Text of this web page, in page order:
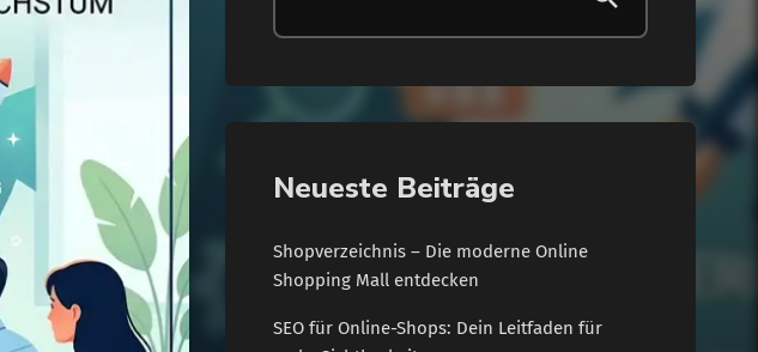
Neueste Beiträge
Shopverzeichnis – Die moderne Online
Shopping Mall entdecken
SEO für Online-Shops: Dein Leitfaden für